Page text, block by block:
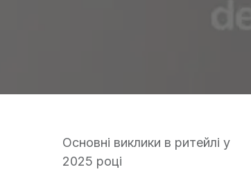
Основні виклики в ритейлі у
2025 році